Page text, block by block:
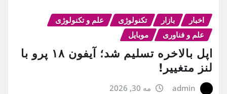
اخبار بازار تکنولوژی
علم و تکنولوژی
علم و فناوری
موبایل
اپل بالاخره تسلیم شد؛ آیفون ۱۸ پرو با
لنز متغییر!
admin مه 30, 2026